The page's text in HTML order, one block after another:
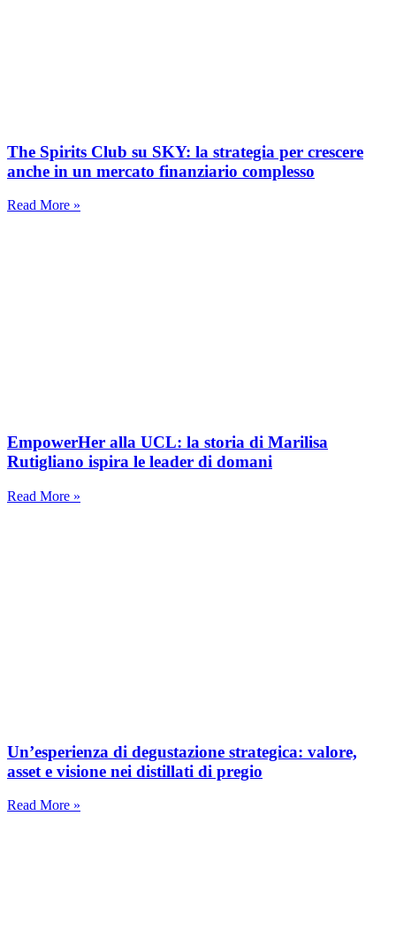
The Spirits Club su SKY: la strategia per crescere
anche in un mercato finanziario complesso
Read More »
EmpowerHer alla UCL: la storia di Marilisa
Rutigliano ispira le leader di domani
Read More »
Un’esperienza di degustazione strategica: valore,
asset e visione nei distillati di pregio
Read More »